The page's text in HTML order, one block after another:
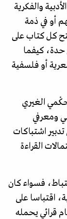
والفكرية
أو في ذمة
كل كتاب على
كيفما
أو فلسفية
الغيري
ومعرفي
اشتباكات
القراءة
فسواء كان
اقتباسا على
قرائي يحمله